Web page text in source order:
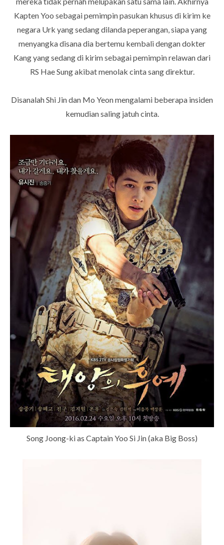
Kapten Yoo sebagai pemimpin pasukan khusus di kirim ke
negara Urk yang sedang dilanda peperangan, siapa yang
menyangka disana dia bertemu kembali dengan dokter
Kang yang sedang di kirim sebagai pemimpin relawan dari
RS Hae Sung akibat menolak cinta sang direktur.
Disanalah Shi Jin dan Mo Yeon mengalami beberapa insiden
kemudian saling jatuh cinta.
Song Joong-ki as Captain Yoo Si Jin (aka Big Boss)